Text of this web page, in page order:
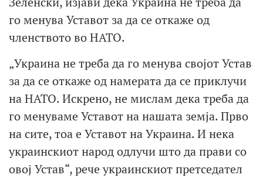
го менува Уставот за да се откаже од
членството во НАТО.
„Украина не треба да го менува својот Устав
за да се откаже од намерата да се приклучи
на НАТО. Искрено, не мислам дека треба да
го менуваме Уставот на нашата земја. Прво
на сите, тоа е Уставот на Украина. И нека
украинскиот народ одлучи што да прави со
овој Устав“, рече украинскиот претседател